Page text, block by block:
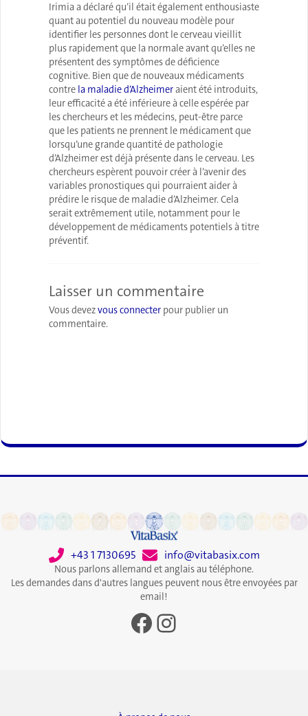
Irimia a déclaré qu’il était également enthousiaste
quant au potentiel du nouveau modèle pour
identifier les personnes dont le cerveau vieillit
plus rapidement que la normale avant qu’elles ne
présentent des symptômes de déficience
cognitive. Bien que de nouveaux médicaments
contre la maladie d’Alzheimeraient été introduits,
leur efficacité a été inférieure à celle espérée par
les chercheurs et les médecins, peut-être parce
que les patients ne prennent le médicament que
lorsqu’une grande quantité de pathologie
d’Alzheimer est déjà présente dans le cerveau. Les
chercheurs espèrent pouvoir créer à l’avenir des
variables pronostiques qui pourraient aider à
prédire le risque de maladie d’Alzheimer. Cela
serait extrêmement utile, notamment pour le
développement de médicaments potentiels à titre
préventif.
Laisser un commentaire
Vous devezvous connecter pour publier un
commentaire.
+43 1 7130695 info@vitabasix.com
Nous parlons allemand et anglais au téléphone.
Les demandes dans d'autres langues peuvent nous être envoyées par
email!
Facebook
Instagram